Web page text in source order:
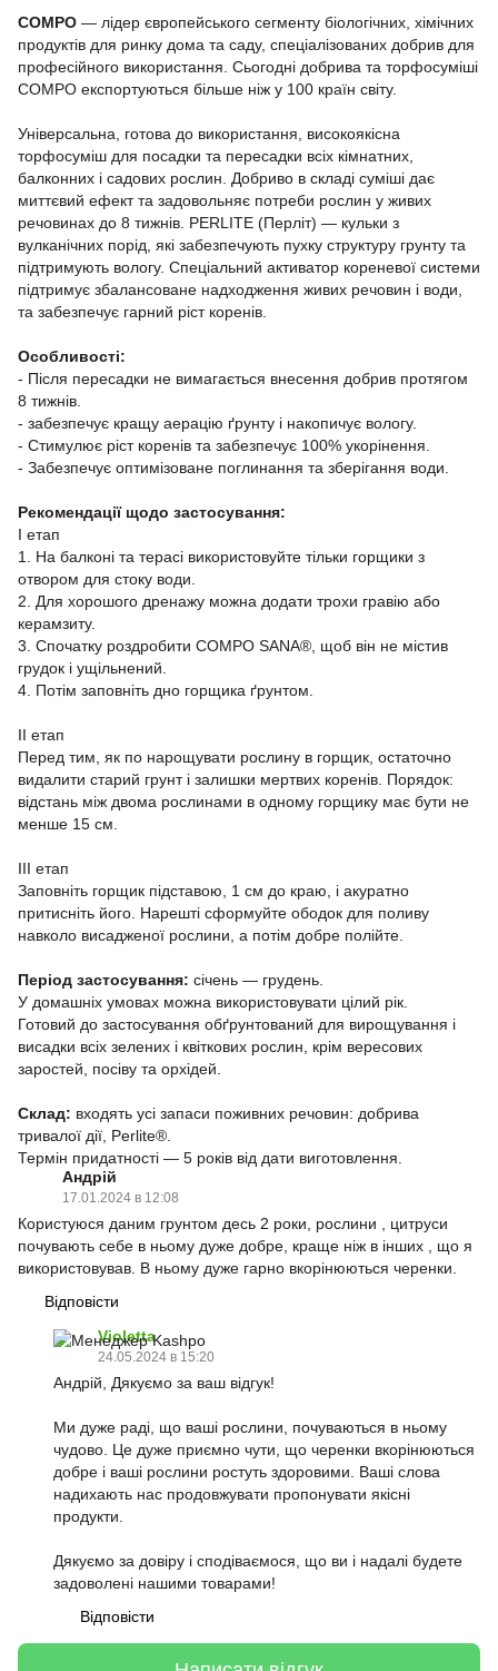
COMPO — лідер європейського сегменту біологічних, хімічних
продуктів для ринку дома та саду, спеціалізованих добрив для
професійного використання. Сьогодні добрива та торфосуміші
COMPO експортуються більше ніж у 100 країн світу.
Універсальна, готова до використання, високоякісна
торфосуміш для посадки та пересадки всіх кімнатних,
балконних і садових рослин. Добриво в складі суміші дає
миттєвий ефект та задовольняє потреби рослин у живих
речовинах до 8 тижнів. PERLITE (Перліт) — кульки з
вулканічних порід, які забезпечують пухку структуру грунту та
підтримують вологу. Спеціальний активатор кореневої системи
підтримує збалансоване надходження живих речовин і води,
та забезпечує гарний ріст коренів.
Особливості:
- Після пересадки не вимагається внесення добрив протягом
8 тижнів.
- забезпечує кращу аерацію ґрунту і накопичує вологу.
- Стимулює ріст коренів та забезпечує 100% укорінення.
- Забезпечує оптимізоване поглинання та зберігання води.
Рекомендації щодо застосування:
І етап
1. На балконі та терасі використовуйте тільки горщики з
отвором для стоку води.
2. Для хорошого дренажу можна додати трохи гравію або
керамзиту.
3. Спочатку роздробити COMPO SANA®, щоб він не містив
грудок і ущільнений.
4. Потім заповніть дно горщика ґрунтом.
ІІ етап
Перед тим, як по нарощувати рослину в горщик, остаточно
видалити старий грунт і залишки мертвих коренів. Порядок:
відстань між двома рослинами в одному горщику має бути не
менше 15 см.
ІІІ етап
Заповніть горщик підставою, 1 см до краю, і акуратно
притисніть його. Нарешті сформуйте ободок для поливу
навколо висадженої рослини, а потім добре полійте.
Період застосування: січень — грудень.
У домашніх умовах можна використовувати цілий рік.
Готовий до застосування обґрунтований для вирощування і
висадки всіх зелених і квіткових рослин, крім вересових
заростей, посіву та орхідей.
Склад: входять усі запаси поживних речовин: добрива
тривалої дії, Perlite®.
Термін придатності — 5 років від дати виготовлення.
Андрій
17.01.2024 в 12:08
Користуюся даним грунтом десь 2 роки, рослини , цитруси
почувають себе в ньому дуже добре, краще ніж в інших , що я
використовував. В ньому дуже гарно вкорінюються черенки.
Відповісти
Violetta
24.05.2024 в 15:20
Андрій, Дякуємо за ваш відгук!
Ми дуже раді, що ваші рослини, почуваються в ньому
чудово. Це дуже приємно чути, що черенки вкорінюються
добре і ваші рослини ростуть здоровими. Ваші слова
надихають нас продовжувати пропонувати якісні
продукти.
Дякуємо за довіру і сподіваємося, що ви і надалі будете
задоволені нашими товарами!
Відповісти